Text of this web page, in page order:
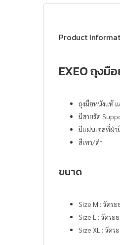
Product
EXEO ถุงมื
ถุงมือหนังแท้
มีสายรัด
มีแผ่นเจลที่ฝ่า
สีเทา/ดำ
ขนาด
Size M : วัดร
Size L : วัดระ
Size XL : วัดร